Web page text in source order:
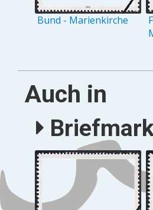
Bund - Marienkirche
Auch in